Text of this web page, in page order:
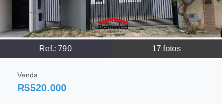
Ref.:790 17 fotos
Venda
R$520.000